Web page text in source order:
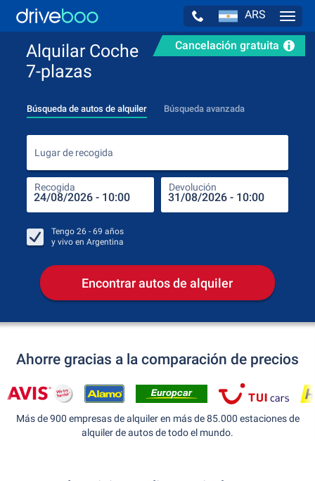
ARS
Cancelación gratuita
Alquilar Coche
7-plazas
Búsqueda de autos de alquiler Búsqueda avanzada
Lugar de recogida
Recogida Devolución
Tengo 26 - 69 años
y vivo en Argentina
Encontrar autos de alquiler
Ahorre gracias a la comparación de precios
Más de 900 empresas de alquiler en más de 85.000 estaciones de
alquiler de autos de todo el mundo.